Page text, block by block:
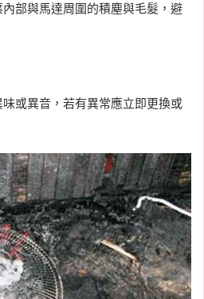
部與馬達周圍的積塵與毛髮，避
或異音，若有異常應立即更換或